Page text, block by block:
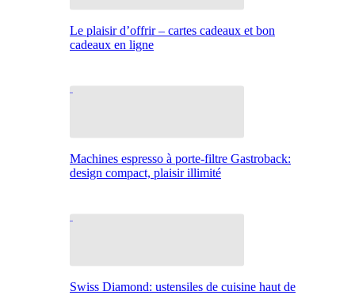
Le plaisir d’offrir – cartes cadeaux et bon
cadeaux en ligne
Machines espresso à porte-filtre Gastroback:
design compact, plaisir illimité
Swiss Diamond: ustensiles de cuisine haut de